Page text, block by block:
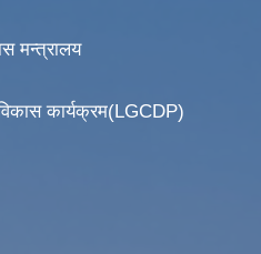
मन्त्रालय
कार्यक्रम(LGCDP)